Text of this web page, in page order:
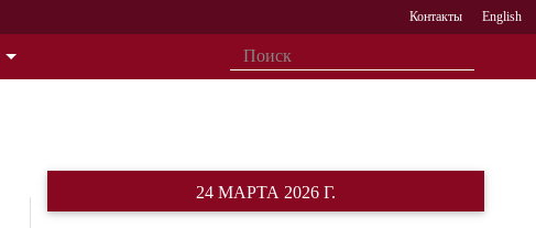
Контакты English
24 МАРТА 2026 Г.